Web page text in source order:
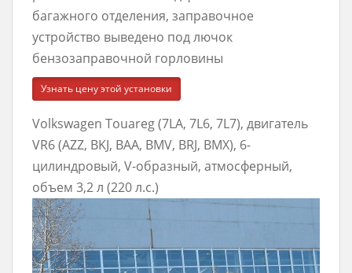
багажного отделения, заправочное
устройство выведено под лючок
бензозаправочной горловины
Узнать цену этой установки
Volkswagen Touareg (7LA, 7L6, 7L7), двигатель
VR6 (AZZ, BKJ, BAA, BMV, BRJ, BMX), 6-
цилиндровый, V-образный, атмосферный,
объем 3,2 л (220 л.с.)